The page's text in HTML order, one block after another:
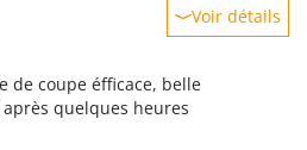
Voir détails
de coupe éfficace, belle
quelques heures